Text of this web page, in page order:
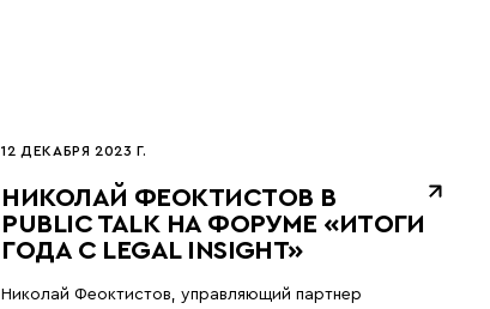
12 ДЕКАБРЯ 2023 Г.
НИКОЛАЙ ФЕОКТИСТОВ В
PUBLIC TALK НА ФОРУМЕ «ИТОГИ
ГОДА С LEGAL INSIGHT»
Николай Феоктистов, управляющий партнер